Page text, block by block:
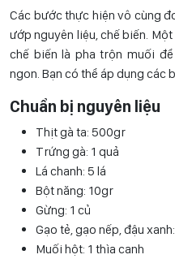
Các bước thực hiện vô cùng
ướp nguyên liệu, chế biến.
chế biến là pha trộn muối
ngon. Bạn có thể áp dụng các
Chuẩn bị nguyên liệu
Thịt gà ta: 500gr
Trứng gà: 1 quả
Lá chanh: 5 lá
Bột năng: 10gr
Gừng: 1 củ
Gạo tẻ, gạo nếp, đậu
Muối hột: 1 thìa canh